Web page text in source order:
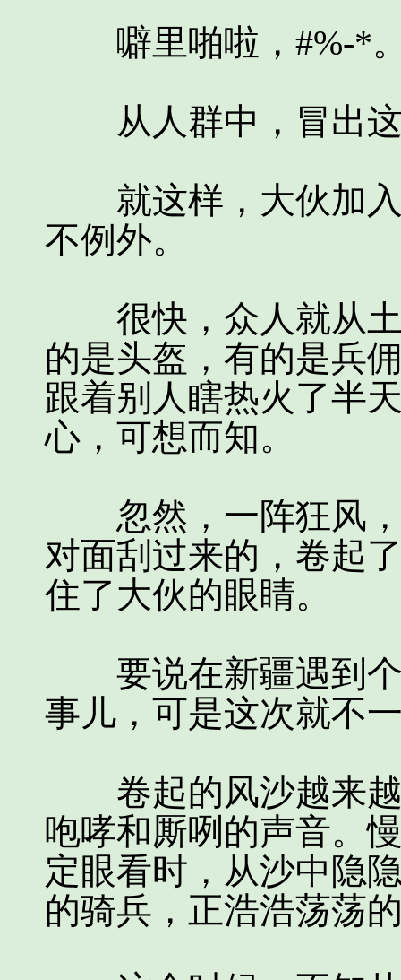
噼里啪啦，#%-*
从人群中，冒出这
就这样，大伙加入
不例外。
很快，众人就从土
的是头盔，有的是兵
跟着别人瞎热火了半
心，可想而知。
忽然，一阵狂风，
对面刮过来的，卷起
住了大伙的眼睛。
要说在新疆遇到个
事儿，可是这次就不
卷起的风沙越来越
咆哮和厮咧的声音。
定眼看时，从沙中隐
的骑兵，正浩浩荡荡